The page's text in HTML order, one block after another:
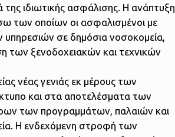
ιδιωτικής ασφάλισης. Η ανάπτυξη
των οποίων οι ασφαλισμένοι με
σε δημόσια νοσοκομεία,
των ξενοδοχειακών και τεχνικών
νέας γενιάς εκ μέρους των
και στα αποτελέσματα των
των προγραμμάτων, παλαιών και
Η ενδεχόμενη στροφή των